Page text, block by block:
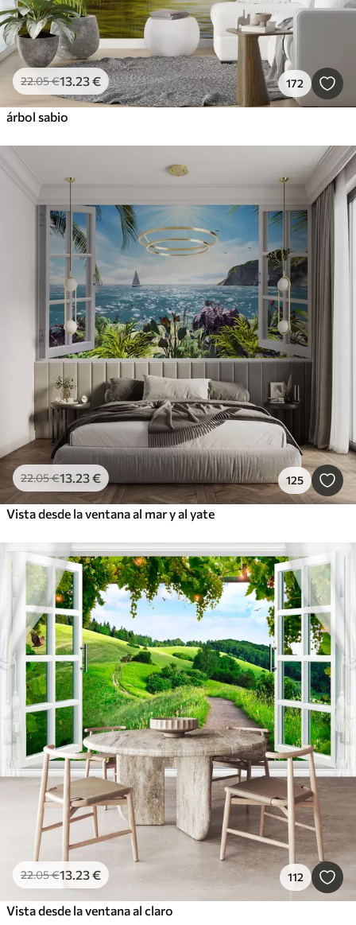
22.05€13.23€ 172
árbol sabio
22.05€13.23€ 125
Vista desde la ventana al mar y al yate
22.05€13.23€ 112
Vista desde la ventana al claro